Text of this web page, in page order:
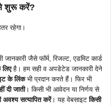
शुरू करें?
रहेगा।
जैसे फॉर्म, रिजल्ट, एडमिट कार्ड
है। हम सही व अपडेटेड जानकारी देने
के लिंकभी प्रदान करते हैं। फिर भी
दी जाती। किसी भी आवेदन या निर्णय से
अवश्य सत्यापित करें। यह वेबसाइटकिसी